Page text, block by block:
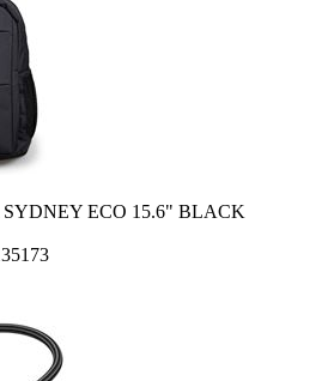
ECO 15.6" BLACK